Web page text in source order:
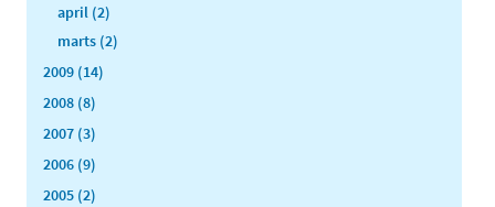
april (2)
marts (2)
2009 (14)
2008 (8)
2007 (3)
2006 (9)
2005 (2)